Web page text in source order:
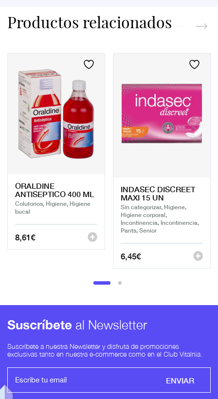
Productos relacionados
ORALDINE
ANTISEPTICO 400 ML
Colutorios, Higiene, Higiene
bucal
8,61€
INDASEC DISCREET
MAXI 15 UN
Sin categorizar, Higiene,
Higiene corporal,
Incontinencia, Incontinencia,
Pants, Senior
6,45€
Suscríbete al Newsletter
Suscríbete a nuestra Newsletter y disfruta de promociones
exclusivas tanto en nuestra e-commerce como en el Club Vitalnia.
ENVIAR